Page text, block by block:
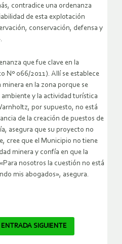
contradice una ordenanza
de esta explotación
conservación, defensa y
que fue clave en la
Nº 066/2011). Allí se establece
en la zona porque se
y la actividad turística
por supuesto, no está
de la creación de puestos de
asegura que su proyecto no
cree que el Municipio no tiene
minera y confía en que la
nosotros la cuestión no está
mis abogados», asegura.
ENTRADA SIGUIENTE